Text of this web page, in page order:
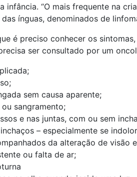
infância. “O mais frequente na
ínguas, denominados de
é preciso conhecer os
ser consultado por um
sem causa aparente;
sangramento;
e nas juntas, com ou sem
– especialmente se
da alteração de visão
ou falta de ar;